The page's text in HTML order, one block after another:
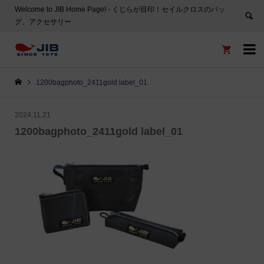
Welcome to JIB Home Page! ‐ くじらが目印！セイルクロスのバッ
グ、アクセサリー


1200bagphoto_2411gold label_01
2024.11.21
1200bagphoto_2411gold label_01